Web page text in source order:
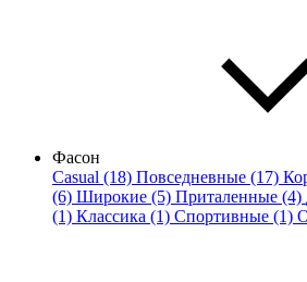
Фасон
Casual (18) Повседневные (17)
(6) Широкие (5) Приталенные (4)
(1) Классика (1) Спортивные (1)